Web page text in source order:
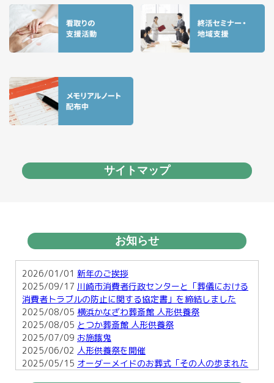
サイトマップ
お知らせ
2026/01/01 新年のご挨拶
2025/09/17 川崎市消費者行政センターと「葬儀における
消費者トラブルの防止に関する協定書」を締結しました
2025/08/05 横浜かなざわ葬斎館 人形供養祭
2025/08/05 とつか葬斎館 人形供養祭
2025/07/09 お施餓鬼
2025/06/02 人形供養祭を開催
2025/05/15 オーダーメイドのお葬式「その人の歩まれた